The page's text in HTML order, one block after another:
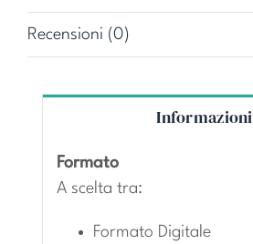
Recensioni (0)
Informazioni
Formato
A scelta tra:
Formato Digitale